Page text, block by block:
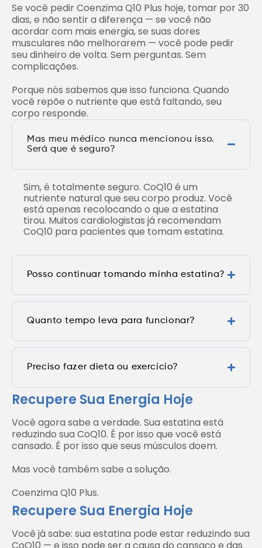
Se você pedir Coenzima Q10 Plus hoje, tomar por 30
dias, e não sentir a diferença — se você não
acordar com mais energia, se suas dores
musculares não melhorarem — você pode pedir
seu dinheiro de volta. Sem perguntas. Sem
complicações.
Porque nós sabemos que isso funciona. Quando
você repõe o nutriente que está faltando, seu
corpo responde.
Mas meu médico nunca mencionou isso.
Será que é seguro?
Sim, é totalmente seguro. CoQ10 é um
nutriente natural que seu corpo produz. Você
está apenas recolocando o que a estatina
tirou. Muitos cardiologistas já recomendam
CoQ10 para pacientes que tomam estatina.
Posso continuar tomando minha estatina?
Quanto tempo leva para funcionar?
Preciso fazer dieta ou exercício?
Recupere Sua Energia Hoje
Você agora sabe a verdade. Sua estatina está
reduzindo sua CoQ10. É por isso que você está
cansado. É por isso que seus músculos doem.
Mas você também sabe a solução.
Coenzima Q10 Plus.
Recupere Sua Energia Hoje
Você já sabe: sua estatina pode estar reduzindo sua